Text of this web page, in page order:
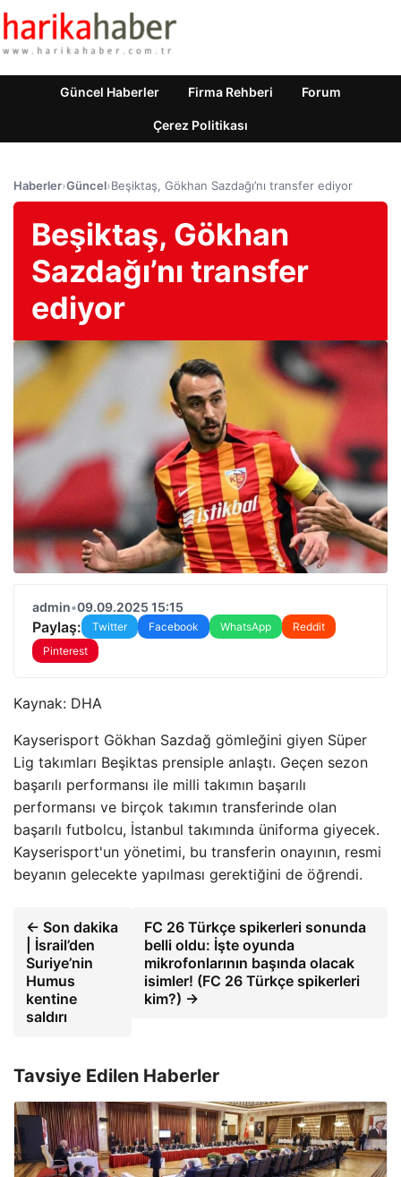
Güncel Haberler Firma Rehberi Forum
Çerez Politikası
Haberler›Güncel›Beşiktaş, Gökhan Sazdağı’nı transfer ediyor
Beşiktaş, Gökhan
Sazdağı’nı transfer
ediyor
admin•09.09.2025 15:15
Paylaş: Twitter Facebook WhatsApp
Reddit
Pinterest
Kaynak: DHA
Kayserisport Gökhan Sazdağ gömleğini giyen Süper
Lig takımları Beşiktas prensiple anlaştı. Geçen sezon
başarılı performansı ile milli takımın başarılı
performansı ve birçok takımın transferinde olan
başarılı futbolcu, İstanbul takımında üniforma giyecek.
Kayserisport'un yönetimi, bu transferin onayının, resmi
beyanın gelecekte yapılması gerektiğini de öğrendi.
← Son dakika
| İsrail’den
Suriye’nin
Humus
kentine
saldırı
FC 26 Türkçe spikerleri sonunda
belli oldu: İşte oyunda
mikrofonlarının başında olacak
isimler! (FC 26 Türkçe spikerleri
kim?) →
Tavsiye Edilen Haberler